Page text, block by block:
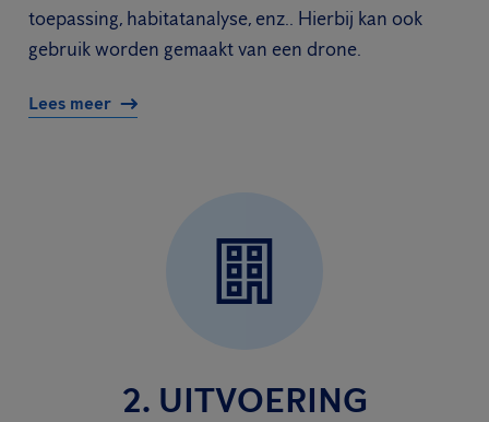
toepassing, habitatanalyse, enz.. Hierbij kan ook
gebruik worden gemaakt van een drone.
Lees meer
2. UITVOERING